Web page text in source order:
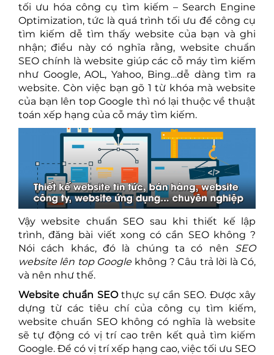
tối ưu hóa công cụ tìm kiếm – Search Engine
Optimization, tức là quá trình tối ưu để công cụ
tìm kiếm dễ tìm thấy website của bạn và ghi
nhận; điều này có nghĩa rằng, website chuẩn
SEO chính là website giúp các cỗ máy tìm kiếm
như Google, AOL, Yahoo, Bing…dễ dàng tìm ra
website. Còn việc bạn gõ 1 từ khóa mà website
của bạn lên top Google thì nó lại thuộc về thuật
toán xếp hạng của cỗ máy tìm kiếm.
Vậy website chuẩn SEO sau khi thiết kế lập
trình, đăng bài viết xong có cần SEO không ?
Nói cách khác, đó là chúng ta có nên SEO
website lên top Googlekhông ? Câu trả lời là Có,
và nên như thế.
Website chuẩn SEOthực sự cần SEO. Được xây
dựng từ các tiêu chí của công cụ tìm kiếm,
website chuẩn SEO không có nghĩa là website
sẽ tự động có vị trí cao trên kết quả tìm kiếm
Google. Để có vị trí xếp hạng cao, việc tối ưu SEO